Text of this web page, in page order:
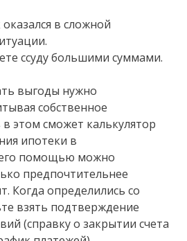
в сложной
ссуду большими суммами.
выгоды нужно
собственное
этом сможет калькулятор
ипотеки в
его помощью можно
предпочтительнее
Когда определились со
взять подтверждение
(справку о закрытии счета